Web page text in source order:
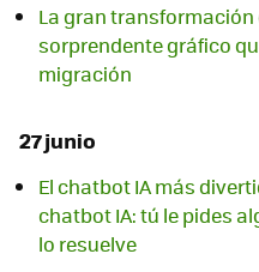
La gran transformación
sorprendente gráfico
migración
27 junio
El chatbot IA más
chatbot IA: tú le pides
lo resuelve